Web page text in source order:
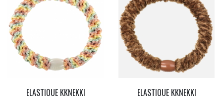
ELASTIQUE KKNEKKI ELASTIQUE KKNEKKI